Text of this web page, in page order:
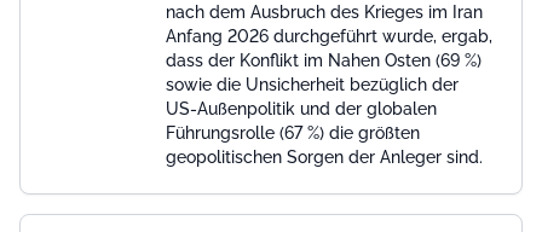
nach dem Ausbruch des Krieges im Iran
Anfang 2026 durchgeführt wurde, ergab,
dass der Konflikt im Nahen Osten (69 %)
sowie die Unsicherheit bezüglich der
US-Außenpolitik und der globalen
Führungsrolle (67 %) die größten
geopolitischen Sorgen der Anleger sind.